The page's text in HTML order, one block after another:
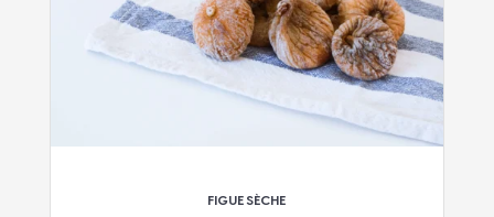
FIGUE SÈCHE